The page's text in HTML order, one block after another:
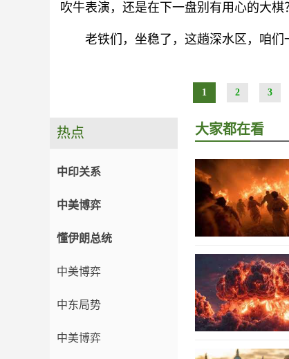
吹牛表演，还是在下一盘别有用心的大棋
老铁们，坐稳了，这趟深水区，咱们
1 2 3
热点
中印关系
中美博弈
懂伊朗总统
中美博弈
中东局势
中美博弈
大家都在看